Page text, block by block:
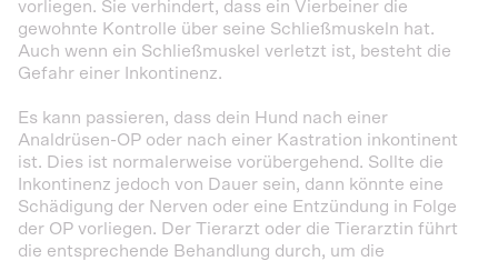
vorliegen. Sie verhindert, dass ein Vierbeiner die
gewohnte Kontrolle über seine Schließmuskeln hat.
Auch wenn ein Schließmuskel verletzt ist, besteht die
Gefahr einer Inkontinenz.
Es kann passieren, dass dein Hund nach einer
Analdrüsen-OP oder nach einer Kastration inkontinent
ist. Dies ist normalerweise vorübergehend. Sollte die
Inkontinenz jedoch von Dauer sein, dann könnte eine
Schädigung der Nerven oder eine Entzündung in Folge
der OP vorliegen. Der Tierarzt oder die Tierarztin führt
die entsprechende Behandlung durch, um die